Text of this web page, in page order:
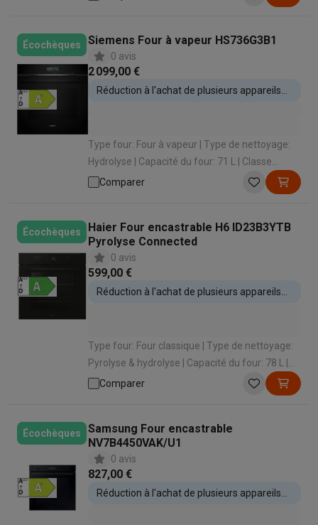
Écochèques Siemens Four à vapeur HS736G3B1
0 avis
2 099,00 €
Réduction à l'achat de plusieurs appareils
Type four: Four à vapeur | Type de nettoyage:
Hydrolyse | Capacité du four: 71 L | Classe
énergétique: A+ | Type de cuisson: Air brassé
Comparer
Écochèques
Haier Four encastrable H6 ID23B3YTB
Pyrolyse Connected
0 avis
599,00 €
Réduction à l'achat de plusieurs appareils
Type four: Four classique | Type de nettoyage:
Pyrolyse & hydrolyse | Capacité du four: 78 L |
Classe énergétique: A++ | Type de cuisson: Air
Comparer
Écochèques
Samsung Four encastrable
NV7B4450VAK/U1
0 avis
827,00 €
Réduction à l'achat de plusieurs appareils